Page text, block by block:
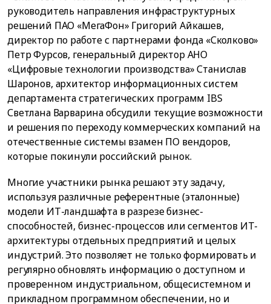
руководитель направления инфраструктурных
решений ПАО «МегаФон» Григорий Айкашев,
директор по работе с партнерами фонда «Сколково»
Петр Фурсов, генеральный директор АНО
«Цифровые технологии производства» Станислав
Шаронов, архитектор информационных систем
департамента стратегических программ IBS
Светлана Варварина обсудили текущие возможности
и решения по переходу коммерческих компаний на
отечественные системы взамен ПО вендоров,
которые покинули российский рынок.
Многие участники рынка решают эту задачу,
используя различные референтные (эталонные)
модели ИТ-ландшафта в разрезе бизнес-
способностей, бизнес-процессов или сегментов ИТ-
архитектуры отдельных предприятий и целых
индустрий. Это позволяет не только формировать и
регулярно обновлять информацию о доступном и
проверенном индустриальном, общесистемном и
прикладном программном обеспечении, но и